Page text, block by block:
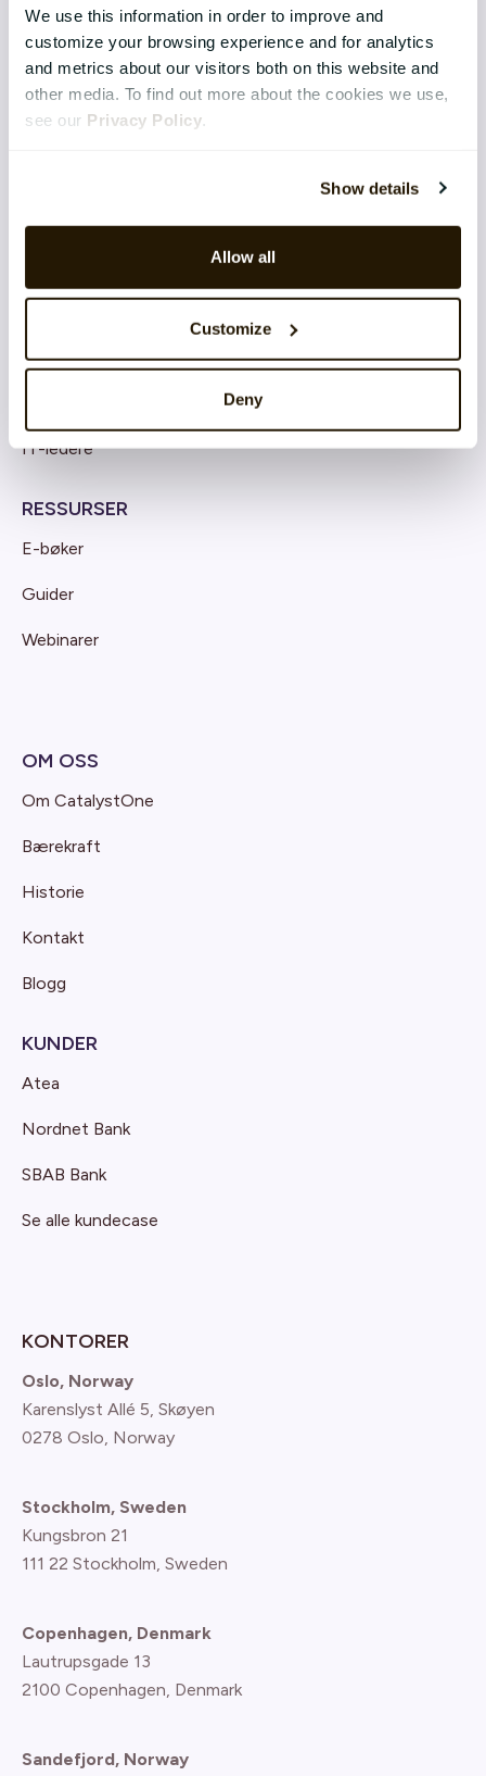
We use this information in order to improve and
customize your browsing experience and for analytics
and metrics about our visitors both on this website and
other media. To find out more about the cookies we use,
see our Privacy Policy
Show details
Allow all
Customize
Deny
Sikkerhet
Integrasjoner
Software as a Service (SaaS)
CATALYSTONE FOR
Ledelsen
IT-ledere
RESSURSER
E-bøker
Guider
Webinarer
OM OSS
Om CatalystOne
Bærekraft
Historie
Kontakt
Blogg
KUNDER
Atea
Nordnet Bank
SBAB Bank
Se alle kundecase
KONTORER
Oslo, Norway
Karenslyst Allé 5, Skøyen
0278 Oslo, Norway
Stockholm, Sweden
Kungsbron 21
111 22 Stockholm, Sweden
Copenhagen, Denmark
Lautrupsgade 13
2100 Copenhagen, Denmark
Sandefjord, Norway